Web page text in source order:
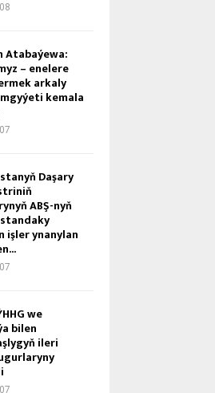
Atabaýewa:
– enelere
arkaly
kemala
Daşary
ABŞ-nyň
işler ynanylan
we
bilen
ileri